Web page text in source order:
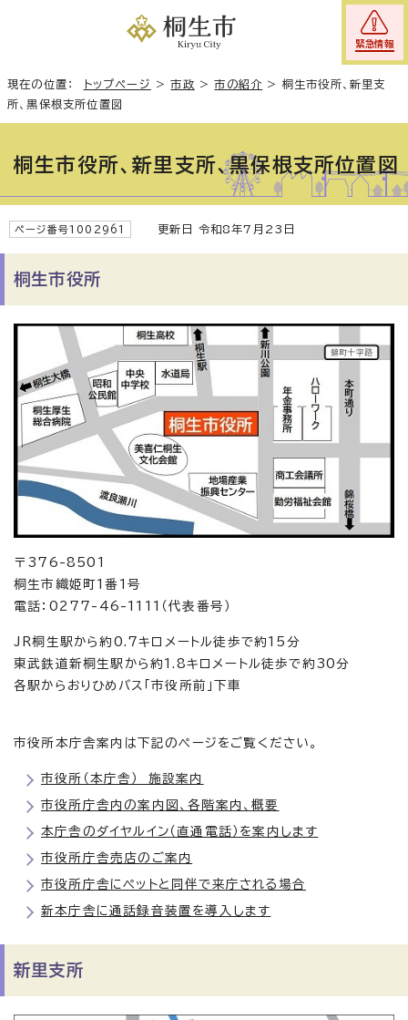
緊急情報
現在の位置： トップページ >市政 >市の紹介 > 桐生市役所、新里支
所、黒保根支所位置図
桐生市役所、新里支所、黒保根支所位置図
ページ番号1002961 更新日 令和8年7月23日
桐生市役所
〒376-8501
桐生市織姫町1番1号
電話：0277-46-1111（代表番号）
JR桐生駅から約0.7キロメートル徒歩で約15分
東武鉄道新桐生駅から約1.8キロメートル徒歩で約30分
各駅からおりひめバス「市役所前」下車
市役所本庁舎案内は下記のページをご覧ください。
市役所（本庁舎） 施設案内
市役所庁舎内の案内図、各階案内、概要
本庁舎のダイヤルイン（直通電話）を案内します
市役所庁舎売店のご案内
市役所庁舎にペットと同伴で来庁される場合
新本庁舎に通話録音装置を導入します
新里支所